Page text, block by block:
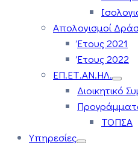
Απολογισμοί
Έτους 2021
Έτους 2022
ΕΠ.ΕΤ.ΑΝ.ΗΛ.
Διοικητικό
ΤΟΠΣΑ
Υπηρεσίες